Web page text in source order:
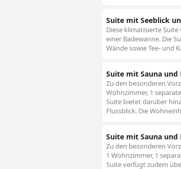
Suite mit Seeblick
Diese klimatisierte
einer Badewanne. Die
Wände sowie Tee- und
Suite mit Sauna und
Zu den besonderen
Wohnzimmer, 1
Suite bietet darüber
Flussblick. Die
Suite mit Sauna und
Zu den besonderen
1 Wohnzimmer, 1
Suite verfügt zudem